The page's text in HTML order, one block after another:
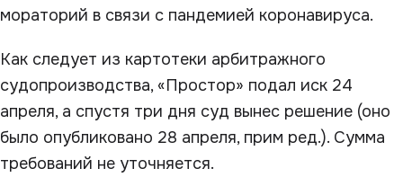
мораторий в связи с пандемией коронавируса.
Как следует из картотеки арбитражного
судопроизводства, «Простор» подал иск 24
апреля, а спустя три дня суд вынес решение (оно
было опубликовано 28 апреля, прим ред.). Сумма
требований не уточняется.